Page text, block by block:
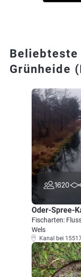
Beliebteste
Grünheide
1620
Oder-Spree-
Fischarten:
Wels
Kanal bei